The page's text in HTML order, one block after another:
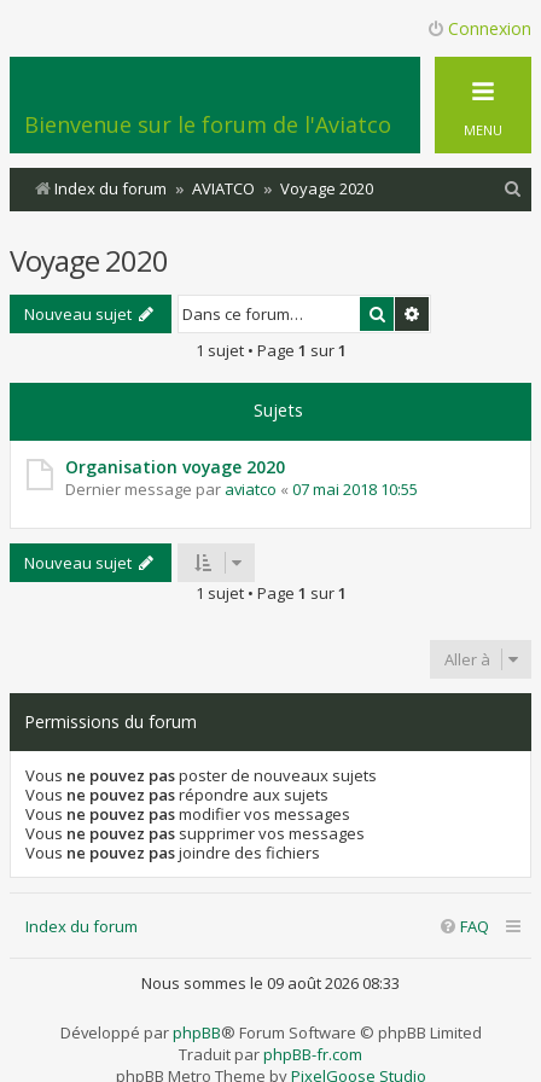
Connexion
Bienvenue sur le forum de l'Aviatco MENU
Index du forum AVIATCO Voyage 2020
c
Voyage 2020
Nouveau sujet Rechercher
1 sujet • Page 1 sur1
Sujets
Organisation voyage 2020
Dernier message par aviatco « 07 mai 2018 10:55
Nouveau sujet
1 sujet • Page 1 sur1
Aller à
Permissions du forum
Vous ne pouvez pasposter de nouveaux sujets
Vous ne pouvez pasrépondre aux sujets
Vous ne pouvez pasmodifier vos messages
Vous ne pouvez pas supprimer vos messages
Vous ne pouvez pasjoindre des fichiers
Index du forum FAQ
Nous sommes le 09 août 2026 08:33
Développé parphpBB® Forum Software © phpBB Limited
Traduit parphpBB-fr.com
phpBB Metro Theme byPixelGoose Studio